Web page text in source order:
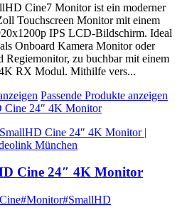
Cine7 Monitor ist ein moderner
Touchscreen Monitor mit einem
IPS LCD-Bildschirm. Ideal
Onboard Kamera Monitor oder
Regiemonitor, zu buchbar mit einem
RX Modul. Mithilfe vers...
Passende Produkte anzeigen
Cine 24″ 4K Monitor
Cine 24″ 4K Monitor
#Monitor#SmallHD